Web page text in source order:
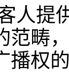
人
范畴
播权